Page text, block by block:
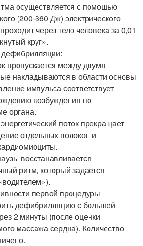
осуществляется с помощью
(200-360 Дж) электрического
через тело человека за 0,01
круг».
дефибрилляции:
пропускается между двумя
накладываются в области основы
импульса соответствует
возбуждения по
органа.
поток прекращает
отдельных волокон и
восстанавливается
ритм, который задается
первой процедуры
дефибрилляцию с большей
2 минуты (после оценки
массажа сердца). Количество